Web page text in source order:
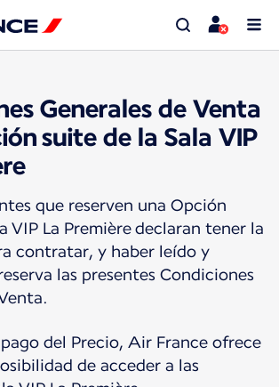
Generales de Venta
suite de la Sala VIP
que reserven una Opción
VIP La Première declaran tener la
contratar, y haber leído y
las presentes Condiciones
del Precio, Air France ofrece
de acceder a las